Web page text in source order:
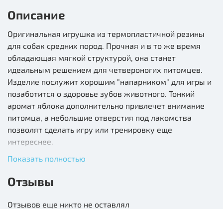
Описание
Оригинальная игрушка из термопластичной резины
для собак средних пород. Прочная и в то же время
обладающая мягкой структурой, она станет
идеальным решением для четвероногих питомцев.
Изделие послужит хорошим "напарником" для игры и
позаботится о здоровье зубов животного. Тонкий
аромат яблока дополнительно привлечет внимание
питомца, а небольшие отверстия под лакомства
позволят сделать игру или тренировку еще
интереснее.
Цвет изделия: зеленый, розовый.
Состав: термопластичная резина
Показать полностью
Отзывы
Отзывов еще никто не оставлял